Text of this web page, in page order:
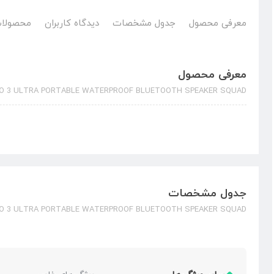
معرفی محصول جدول مشخصات دیدگاه کاربران
معرفی محصول
3 ULTRA PORTABLE WATERPROOF BLUETOOTH SPEAKER SQUAD
جدول مشخصات
3 ULTRA PORTABLE WATERPROOF BLUETOOTH SPEAKER SQUAD